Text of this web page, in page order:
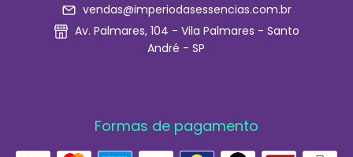
vendas@imperiodasessencias.com.br
Av. Palmares, 104 - Vila Palmares - Santo
André - SP
Formas de pagamento